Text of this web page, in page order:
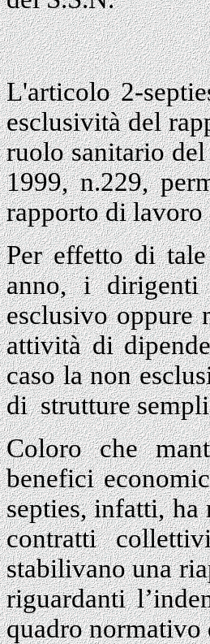
L'articolo 2-
esclusività del
ruolo sanitario
1999, n.229,
rapporto di lavoro
Per effetto di
anno, i
esclusivo oppure
attività di
caso la non
di strutture
Coloro che
benefici
septies, infatti, ha
contratti
stabilivano una
riguardanti
quadro